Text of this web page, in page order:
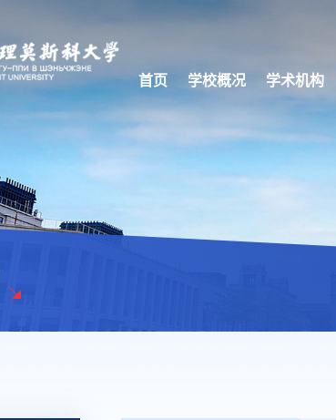
首页 学校概况 学术机构